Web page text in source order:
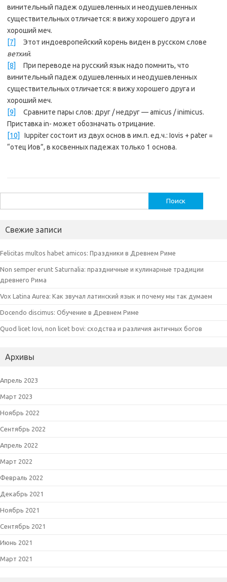
винительный падеж одушевленных и неодушевленных
существительных отличается: я вижу хорошего друга и
хороший меч.
[7]
Этот индоевропейский корень виден в русском слове
ветхий.
[8]
При переводе на русский язык надо помнить, что
винительный падеж одушевленных и неодушевленных
существительных отличается: я вижу хорошего друга и
хороший меч.
[9]
Сравните пары слов: друг / недруг — amicus / inimicus.
Приставка in- может обозначать отрицание.
[10]
Iuppiter состоит из двух основ в им.п. ед.ч.: Iovis + pater =
“отец Иов”, в косвенных падежах только 1 основа.
Свежие записи
Felicitas multos habet amicos: Праздники в Древнем Риме
Non semper erunt Saturnalia: праздничные и кулинарные традиции
древнего Рима
Vox Latina Aurea: Как звучал латинский язык и почему мы так думаем
Docendo discimus: Обучение в Древнем Риме
Quod licet Iovi, non licet bovi: сходства и различия античных богов
Архивы
Апрель 2023
Март 2023
Ноябрь 2022
Сентябрь 2022
Апрель 2022
Март 2022
Февраль 2022
Декабрь 2021
Ноябрь 2021
Сентябрь 2021
Июнь 2021
Март 2021